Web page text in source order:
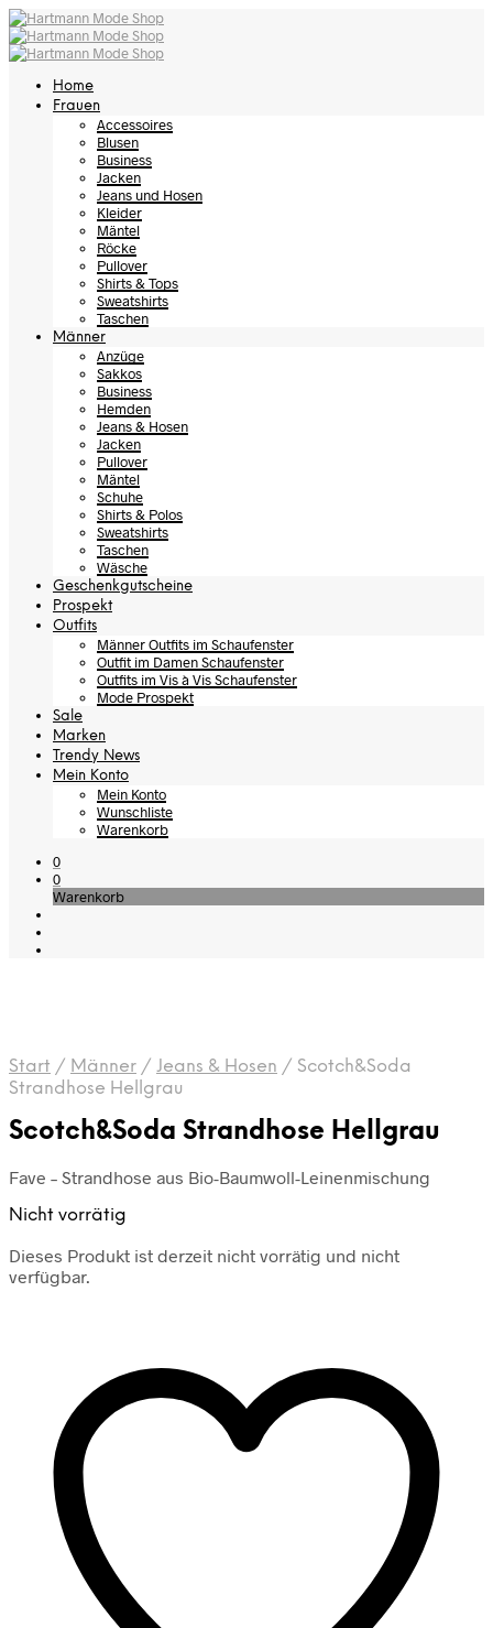
Home
Frauen
Accessoires
Blusen
Business
Jacken
Jeans und Hosen
Kleider
Mäntel
Röcke
Pullover
Shirts & Tops
Sweatshirts
Taschen
Männer
Anzüge
Sakkos
Business
Hemden
Jeans & Hosen
Jacken
Pullover
Mäntel
Schuhe
Shirts & Polos
Sweatshirts
Taschen
Wäsche
Geschenkgutscheine
Prospekt
Outfits
Männer Outfits im Schaufenster
Outfit im Damen Schaufenster
Outfits im Vis à Vis Schaufenster
Mode Prospekt
Sale
Marken
Trendy News
Mein Konto
Mein Konto
Wunschliste
Warenkorb
0
0
Warenkorb
Start / Männer / Jeans & Hosen / Scotch&Soda
Strandhose Hellgrau
Scotch&Soda Strandhose Hellgrau
Fave – Strandhose aus Bio-Baumwoll-Leinenmischung
Nicht vorrätig
Dieses Produkt ist derzeit nicht vorrätig und nicht
verfügbar.